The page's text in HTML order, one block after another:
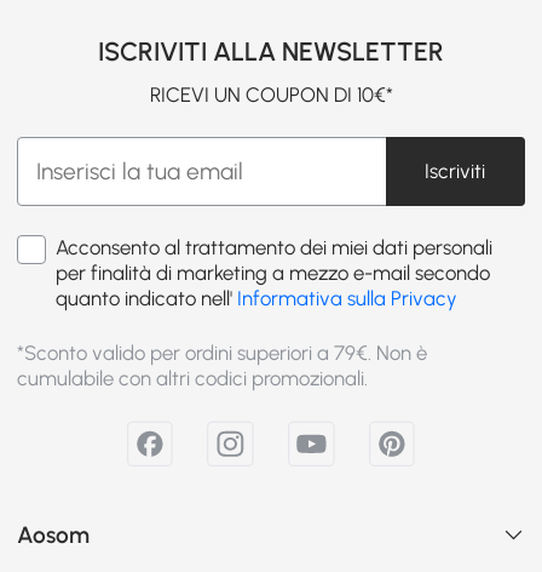
ISCRIVITI ALLA NEWSLETTER
RICEVI UN COUPON DI 10€*
Iscriviti
Acconsento al trattamento dei miei dati personali
per finalità di marketing a mezzo e-mail secondo
quanto indicato nell' Informativa sulla Privacy
*Sconto valido per ordini superiori a 79€. Non è
cumulabile con altri codici promozionali.
Aosom